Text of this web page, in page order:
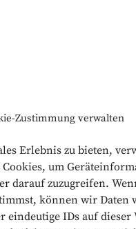
Zustimmung verwalten
Erlebnis zu bieten,
um
darauf zuzugreifen.
können wir Daten
eindeutige IDs auf dieser
Projekte und
sehen Sie
ein Projekt?